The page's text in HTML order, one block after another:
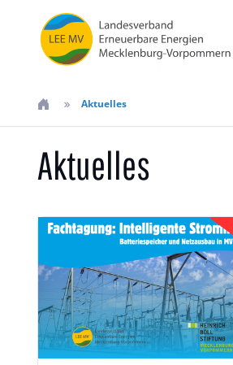
Aktuelles
Aktuelles